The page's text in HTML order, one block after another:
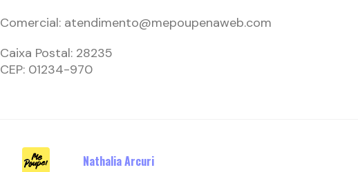
Comercial: atendimento@mepoupenaweb.com
Caixa Postal: 28235
CEP: 01234-970
Nathalia Arcuri